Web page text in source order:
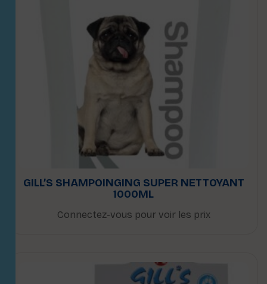
GILL’S SHAMPOINGING SUPER NETTOYANT
1000ML
Connectez-vous pour voir les prix